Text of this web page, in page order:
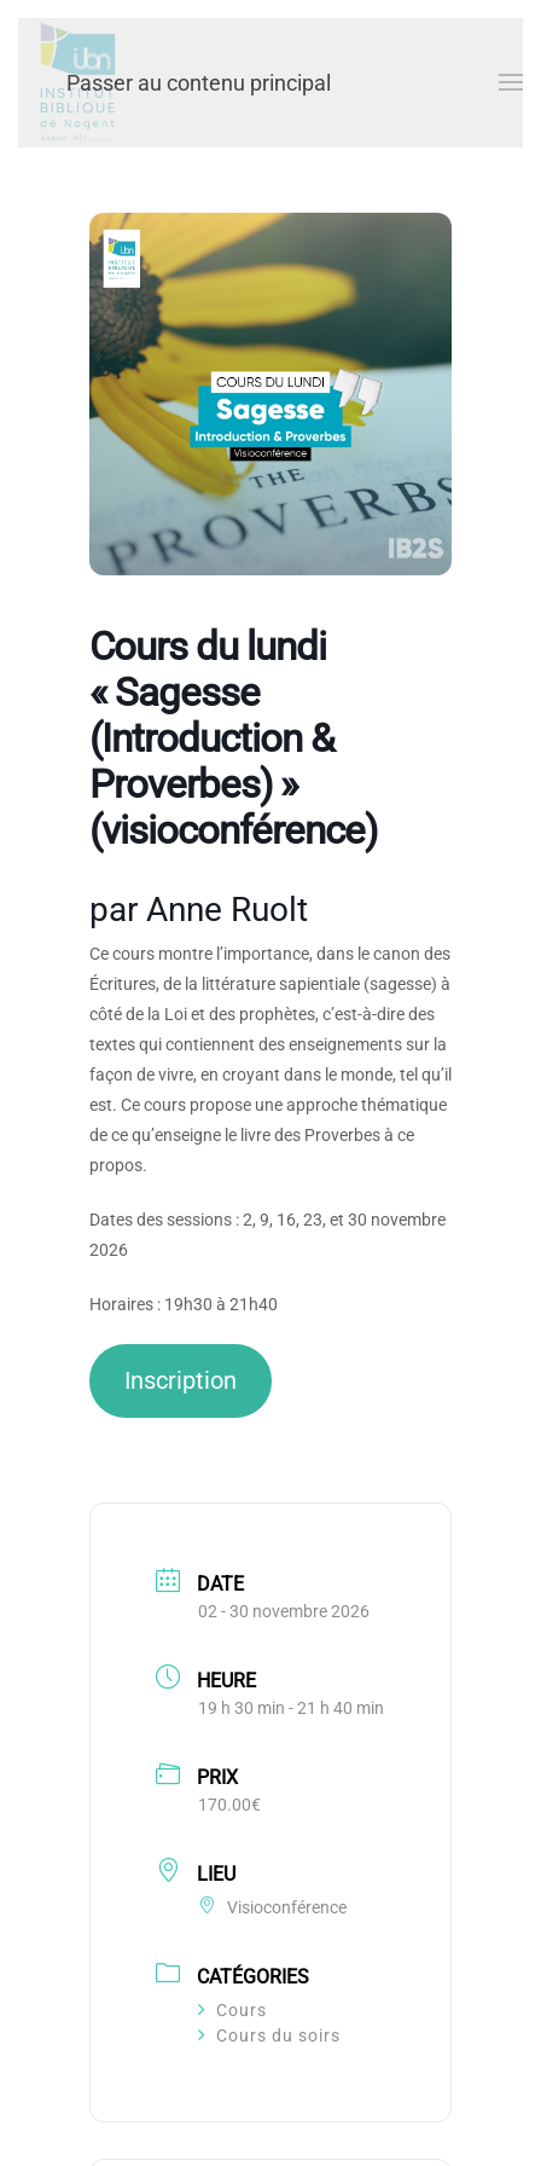
Passer au contenu principal
Cours du lundi
« Sagesse
(Introduction &
Proverbes) »
(visioconférence)
par Anne Ruolt
Ce cours montre l’importance, dans le canon des
Écritures, de la littérature sapientiale (sagesse) à
côté de la Loi et des prophètes, c’est-à-dire des
textes qui contiennent des enseignements sur la
façon de vivre, en croyant dans le monde, tel qu’il
est. Ce cours propose une approche thématique
de ce qu’enseigne le livre des Proverbes à ce
propos.
Dates des sessions : 2, 9, 16, 23, et 30 novembre
2026
Horaires : 19h30 à 21h40
Inscription
DATE
02 - 30 novembre 2026
HEURE
19 h 30 min - 21 h 40 min
PRIX
170.00€
LIEU
Visioconférence
CATÉGORIES
Cours
Cours du soirs